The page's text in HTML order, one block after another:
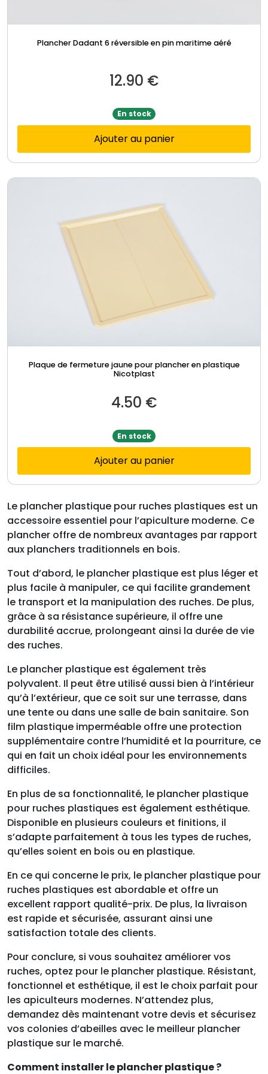
Plancher Dadant 6 réversible en pin maritime aéré
12.90 €
En stock
Ajouter au panier
Plaque de fermeture jaune pour plancher en plastique
Nicotplast
4.50 €
En stock
Ajouter au panier
Le plancher plastique pour ruches plastiques est un
accessoire essentiel pour l’apiculture moderne. Ce
plancher offre de nombreux avantages par rapport
aux planchers traditionnels en bois.
Tout d’abord, le plancher plastique est plus léger et
plus facile à manipuler, ce qui facilite grandement
le transport et la manipulation des ruches. De plus,
grâce à sa résistance supérieure, il offre une
durabilité accrue, prolongeant ainsi la durée de vie
des ruches.
Le plancher plastique est également très
polyvalent. Il peut être utilisé aussi bien à l’intérieur
qu’à l’extérieur, que ce soit sur une terrasse, dans
une tente ou dans une salle de bain sanitaire. Son
film plastique imperméable offre une protection
supplémentaire contre l’humidité et la pourriture, ce
qui en fait un choix idéal pour les environnements
difficiles.
En plus de sa fonctionnalité, le plancher plastique
pour ruches plastiques est également esthétique.
Disponible en plusieurs couleurs et finitions, il
s’adapte parfaitement à tous les types de ruches,
qu’elles soient en bois ou en plastique.
En ce qui concerne le prix, le plancher plastique pour
ruches plastiques est abordable et offre un
excellent rapport qualité-prix. De plus, la livraison
est rapide et sécurisée, assurant ainsi une
satisfaction totale des clients.
Pour conclure, si vous souhaitez améliorer vos
ruches, optez pour le plancher plastique. Résistant,
fonctionnel et esthétique, il est le choix parfait pour
les apiculteurs modernes. N’attendez plus,
demandez dès maintenant votre devis et sécurisez
vos colonies d’abeilles avec le meilleur plancher
plastique sur le marché.
Comment installer le plancher plastique ?